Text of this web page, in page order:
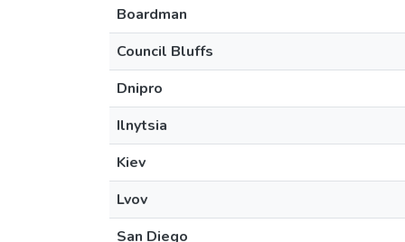
Boardman
Council Bluffs
Dnipro
Ilnytsia
Kiev
Lvov
San Diego